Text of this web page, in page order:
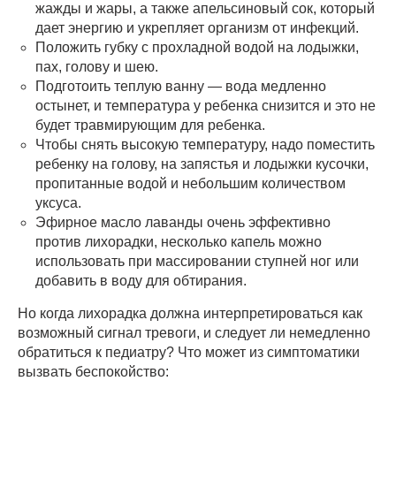
жажды и жары, а также апельсиновый сок, который
дает энергию и укрепляет организм от инфекций.
Положить губку с прохладной водой на лодыжки,
пах, голову и шею.
Подготоить теплую ванну — вода медленно
остынет, и температура у ребенка снизится и это не
будет травмирующим для ребенка.
Чтобы снять высокую температуру, надо поместить
ребенку на голову, на запястья и лодыжки кусочки,
пропитанные водой и небольшим количеством
уксуса.
Эфирное масло лаванды очень эффективно
против лихорадки, несколько капель можно
использовать при массировании ступней ног или
добавить в воду для обтирания.
Но когда лихорадка должна интерпретироваться как
возможный сигнал тревоги, и следует ли немедленно
обратиться к педиатру? Что может из симптоматики
вызвать беспокойство: